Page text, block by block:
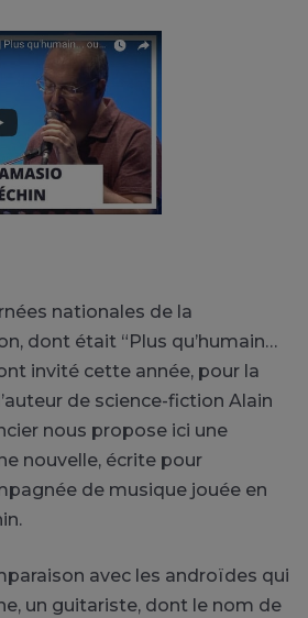
nationales de la
dont était “Plus qu’humain…
invité cette année, pour la
de science-fiction Alain
nous propose ici une
nouvelle, écrite pour
de musique jouée en
avec les androïdes qui
un guitariste, dont le nom de